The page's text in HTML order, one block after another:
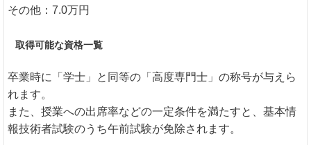
その他：7.0万円
取得可能な資格一覧
卒業時に「学士」と同等の「高度専門士」の称号が与えら
れます。
また、授業への出席率などの一定条件を満たすと、基本情
報技術者試験のうち午前試験が免除されます。